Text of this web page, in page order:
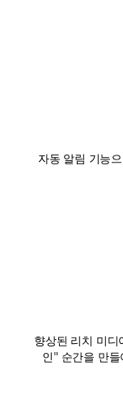
자동 알림 기능
향상된 리치 미디
인" 순간을 만